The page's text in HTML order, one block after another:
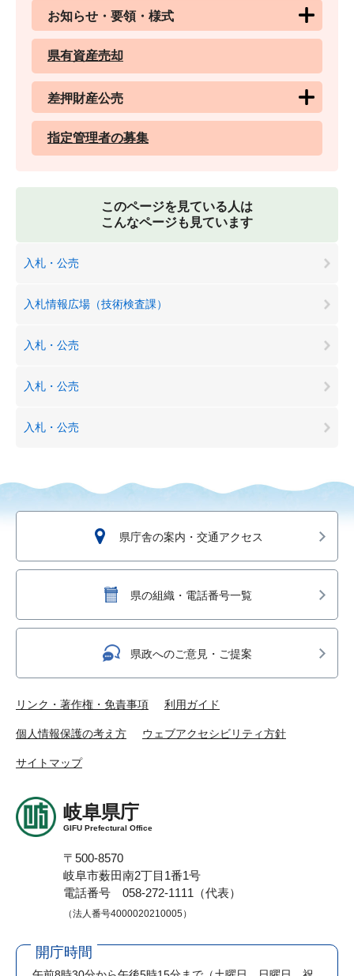
お知らせ・要領・様式
県有資産売却
差押財産公売
指定管理者の募集
このページを見ている人は
こんなページも見ています
入札・公売
入札情報広場（技術検査課）
入札・公売
入札・公売
入札・公売
県庁舎の案内・交通アクセス
県の組織・電話番号一覧
県政へのご意見・ご提案
リンク・著作権・免責事項 利用ガイド
個人情報保護の考え方 ウェブアクセシビリティ方針
サイトマップ
岐阜県庁
GIFU Prefectural Office
〒500-8570
岐阜市薮田南2丁目1番1号
電話番号 058-272-1111（代表）
（法人番号4000020210005）
開庁時間